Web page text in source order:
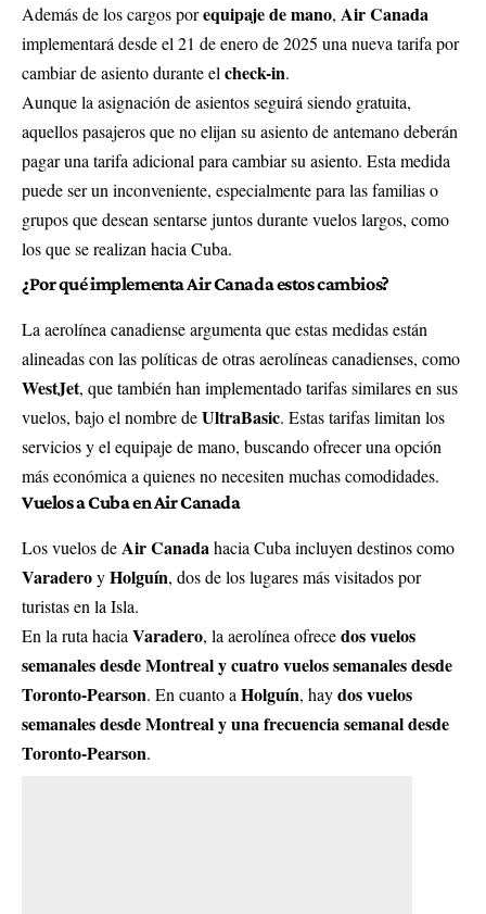
Además de los cargos porequipaje de mano, Air Canada
implementará desde el 21 de enero de 2025 una nueva tarifa por
cambiar de asiento durante elcheck-in.
Aunque la asignación de asientos seguirá siendo gratuita,
aquellos pasajeros que no elijan su asiento de antemano deberán
pagar una tarifa adicional para cambiar su asiento. Esta medida
puede ser un inconveniente, especialmente para las familias o
grupos que desean sentarse juntos durante vuelos largos, como
los que se realizan hacia Cuba.
¿Por qué implementa Air Canada estos cambios?
La aerolínea canadiense argumenta que estas medidas están
alineadas con las políticas de otras aerolíneas canadienses, como
WestJet, que también han implementado tarifas similares en sus
vuelos, bajo el nombre deUltraBasic. Estas tarifas limitan los
servicios y el equipaje de mano, buscando ofrecer una opción
más económica a quienes no necesiten muchas comodidades.
Vuelos a Cuba en Air Canada
Los vuelos deAir Canadahacia Cuba incluyen destinos como
VaraderoyHolguín, dos de los lugares más visitados por
turistas en la Isla.
En la ruta haciaVaradero, la aerolínea ofrecedos vuelos
semanales desde Montreal y cuatro vuelos semanales desde
Toronto-Pearson. En cuanto aHolguín, haydos vuelos
semanales desde Montreal y una frecuencia semanal desde
Toronto-Pearson.